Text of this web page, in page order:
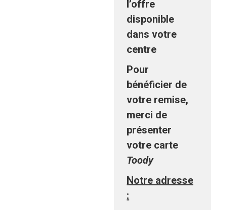
l’offre
disponible
dans votre
centre
Pour
bénéficier de
votre remise,
merci de
présenter
votre carte
Toody
Notre adresse
: